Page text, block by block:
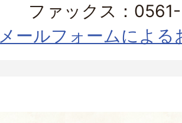
ファックス：
メールフォームによる